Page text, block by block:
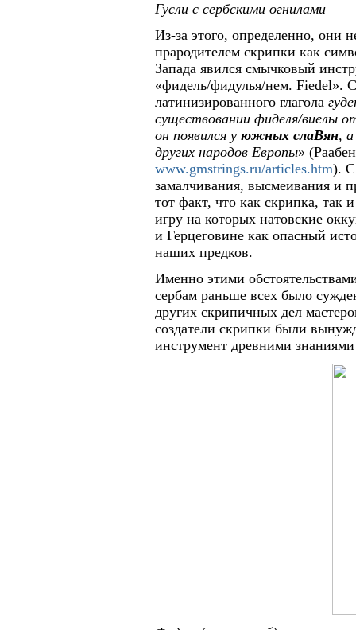
Гусли с сербскими огнилами
Из-за этого, определенно, они
прародителем скрипки как
Запада явился смычковый
«фидель/фидулья/нем. Fiedel».
латинизированного глагола
существовании фиделя/виелы
он появился уюжных слаВян,
других народов Европы»
www.gmstrings.ru/articles.htm).
замалчивания, высмеивания и
тот факт, что как скрипка, так
игру на которых натовские
и Герцеговине как опасный
наших предков.
Именно этими
сербам раньше всех было
других скрипичных дел
создатели скрипки были
инструмент древними